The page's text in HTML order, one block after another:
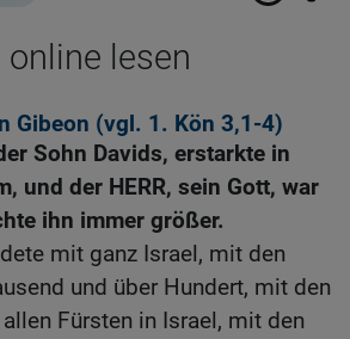
lesen
Gibeon (vgl. 1. Kön 3,1-4)
Sohn Davids, erstarkte in
und der HERR, sein Gott, war
ihn immer größer.
mit ganz Israel, mit den
und über Hundert, mit den
Fürsten in Israel, mit den